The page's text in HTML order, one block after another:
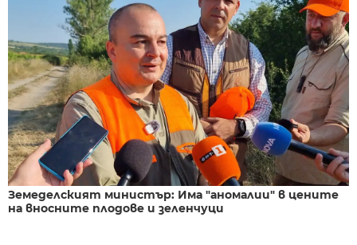
Земеделският министър: Има "аномалии" в цените
на вносните плодове и зеленчуци